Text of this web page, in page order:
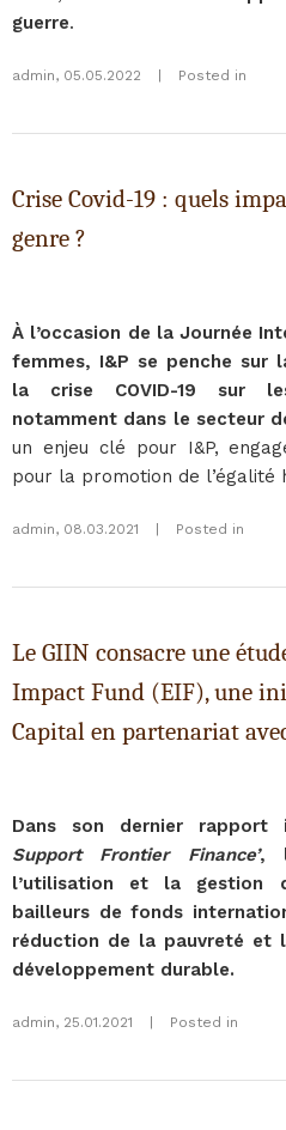
guerre.
admin, 05.05.2022 Posted in
Crise Covid-19 : quels
genre ?
À l’occasion de la Journée
femmes, I&P se penche sur
la crise COVID-19 sur
notamment dans le secteur
un enjeu clé pour I&P,
pour la promotion de l’égalité
admin, 08.03.2021 Posted in
Le GIIN consacre une
Impact Fund (EIF), une
Capital en partenariat
Dans son dernier rapport
Support Frontier Finance’,
l’utilisation et la gestion
bailleurs de fonds
réduction de la pauvreté et
développement durable.
admin, 25.01.2021 Posted in